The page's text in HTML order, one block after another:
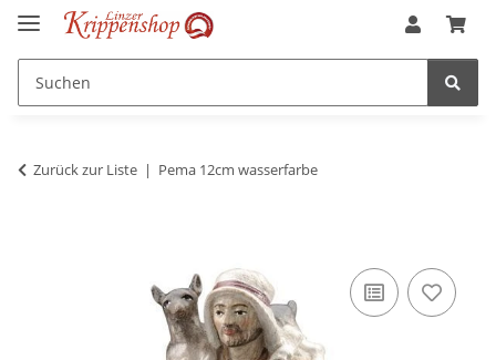
Zurück zur Liste Pema 12cm wasserfarbe